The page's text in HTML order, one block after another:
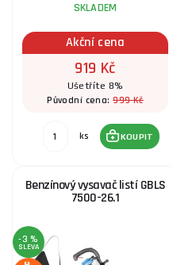
SKLADEM
Akční cena
919 Kč
Ušetříte 8%
Původní cena:999 Kč
ks KOUPIT
Benzínový vysavač listí GBLS
7500-26.1
-3 %
SLEVA